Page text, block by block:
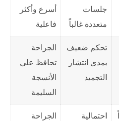
جلسات
متعددة غالباً
أسرع وأكثر
فاعلية
تحكم ضعيف
بمدى انتشار
التجميد
الجراحة
تحافظ على
الأنسجة
السليمة
احتمالية
الجراحة